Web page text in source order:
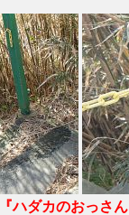
ハダカのおっさ